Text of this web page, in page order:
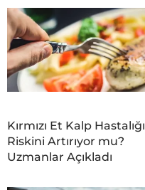
Kırmızı Et Kalp Hastalığı
Riskini Artırıyor mu?
Uzmanlar Açıkladı